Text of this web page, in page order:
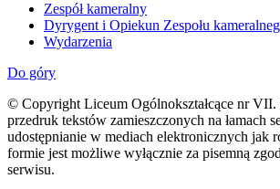
Zespół kameralny
Dyrygent i Opiekun Zespołu
Wydarzenia
Do góry
© Copyright Liceum Ogólnokształcące nr
przedruk tekstów zamieszczonych na łamach
udostępnianie w mediach elektronicznych jak
formie jest możliwe wyłącznie za pisemną
serwisu.